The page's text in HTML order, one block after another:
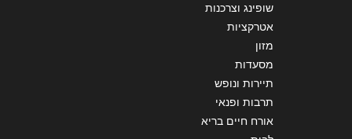
שופינג וצרכנות
אטרקציות
מזון
מסעדות
תיירות ונופש
תרבות ופנאי
אורח חיים בריא